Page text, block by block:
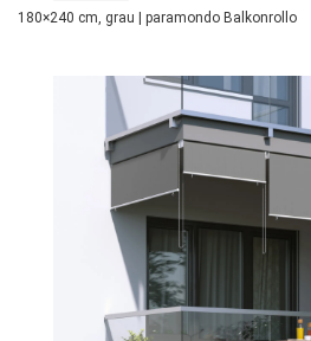
180×240 cm, grau | paramondo Balkonrollo